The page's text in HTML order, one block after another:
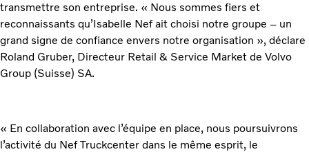
transmettre son entreprise. « Nous sommes fiers et
reconnaissants qu’Isabelle Nef ait choisi notre groupe – un
grand signe de confiance envers notre organisation », déclare
Roland Gruber, Directeur Retail & Service Market de Volvo
Group (Suisse) SA.
« En collaboration avec l’équipe en place, nous poursuivrons
l’activité du Nef Truckcenter dans le même esprit, le